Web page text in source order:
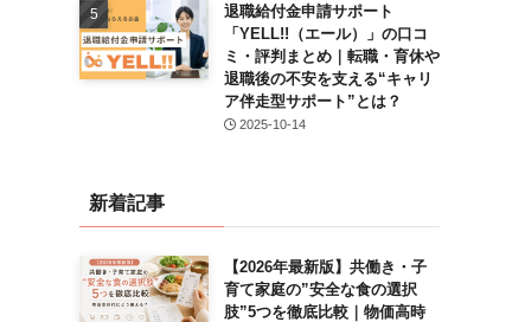
退職給付金申請サポート
「YELL!!（エール）」の口コ
ミ・評判まとめ｜転職・育休や
退職後の不安を支える“キャリ
ア伴走型サポート”とは？
2025-10-14
新着記事
【2026年最新版】共働き・子
育て家庭の”安全な食の選択
肢”5つを徹底比較｜物価高時